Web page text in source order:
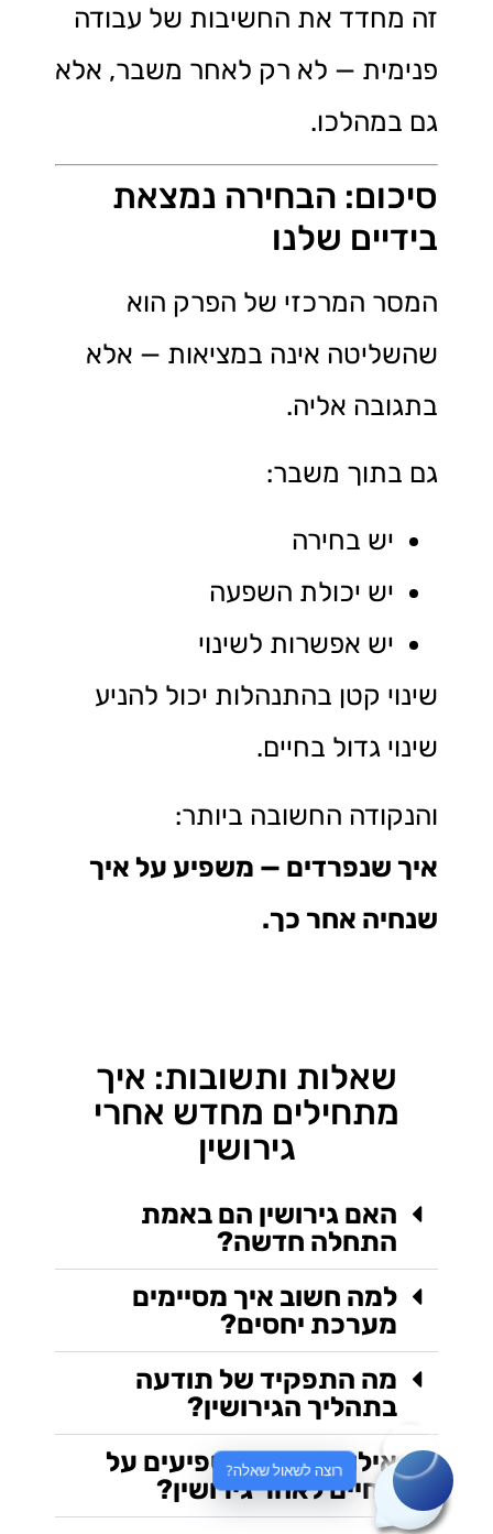
זה מחדד את החשיבות של עבודה
פנימית — לא רק לאחר משבר, אלא
גם במהלכו.
סיכום: הבחירה נמצאת
בידיים שלנו
המסר המרכזי של הפרק הוא
שהשליטה אינה במציאות — אלא
בתגובה אליה.
גם בתוך משבר:
יש בחירה
יש יכולת השפעה
יש אפשרות לשינוי
שינוי קטן בהתנהלות יכול להניע
שינוי גדול בחיים.
והנקודה החשובה ביותר:
איך שנפרדים — משפיע על איך
שנחיה אחר כך.
שאלות ותשובות: איך
מתחילים מחדש אחרי
גירושין
האם גירושין הם באמת
התחלה חדשה?
למה חשוב איך מסיימים
מערכת יחסים?
מה התפקיד של תודעה
בתהליך הגירושין?
אילו תחומים משפיעים על
החיים לאחר גירושין?
רוצה לשאול שאלה?